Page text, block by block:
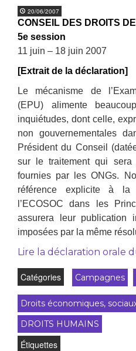
20/06/2007
CONSEIL DES DROITS DE
5e session
11 juin – 18 juin 2007
[Extrait de la déclaration]
Le mécanisme de
(EPU) alimente
inquiétudes, dont celle,
non gouvernementales
Président du Conseil
sur le traitement qui sera
fournies par les ONGs.
référence explicite à la
l’ECOSOC dans les
assurera leur publication
imposées par la même
Lire la déclaration orale
Catégories Campagnes
Droits économiques,
DROITS HUMAINS
Étiquettes